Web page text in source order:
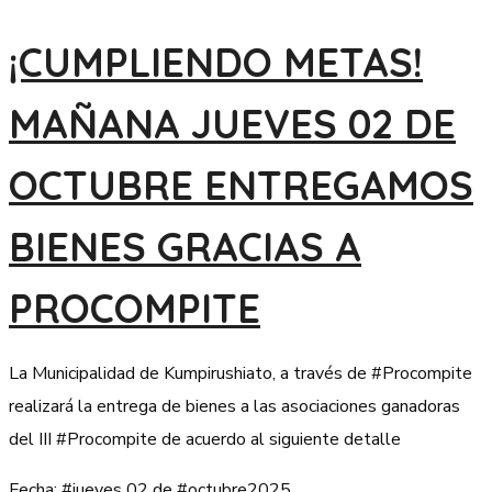
¡CUMPLIENDO METAS!
MAÑANA JUEVES 02 DE
OCTUBRE ENTREGAMOS
BIENES GRACIAS A
PROCOMPITE
La Municipalidad de Kumpirushiato, a través de #Procompite
realizará la entrega de bienes a las asociaciones ganadoras
del III #Procompite de acuerdo al siguiente detalle